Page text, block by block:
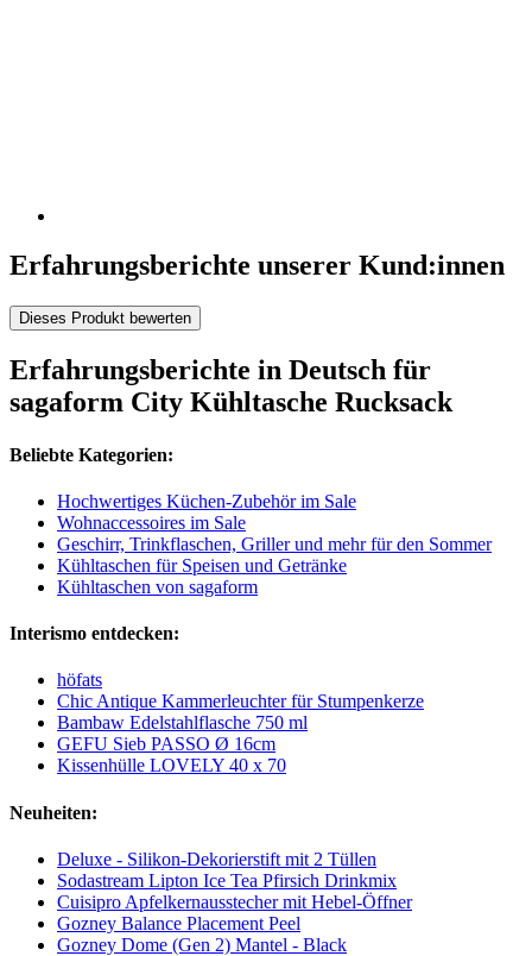
Erfahrungsberichte unserer Kund:innen
Dieses Produkt bewerten
Erfahrungsberichte in Deutsch für
sagaform City Kühltasche Rucksack
Beliebte Kategorien:
Hochwertiges Küchen-Zubehör im Sale
Wohnaccessoires im Sale
Geschirr, Trinkflaschen, Griller und mehr für den Sommer
Kühltaschen für Speisen und Getränke
Kühltaschen von sagaform
Interismo entdecken:
höfats
Chic Antique Kammerleuchter für Stumpenkerze
Bambaw Edelstahlflasche 750 ml
GEFU Sieb PASSO Ø 16cm
Kissenhülle LOVELY 40 x 70
Neuheiten:
Deluxe - Silikon-Dekorierstift mit 2 Tüllen
Sodastream Lipton Ice Tea Pfirsich Drinkmix
Cuisipro Apfelkernausstecher mit Hebel-Öffner
Gozney Balance Placement Peel
Gozney Dome (Gen 2) Mantel - Black